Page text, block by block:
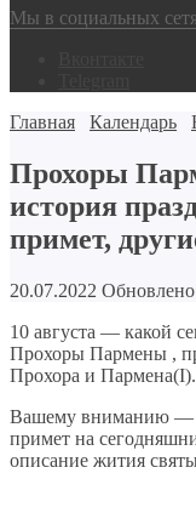
Мы в социальных
Главная
Календарь
Прохоры
история
примет,
20.07.2022
10 августа — какой
Прохоры Пармены ,
Прохора и Пармена(I).
Вашему вниманию —
примет на
описание жития